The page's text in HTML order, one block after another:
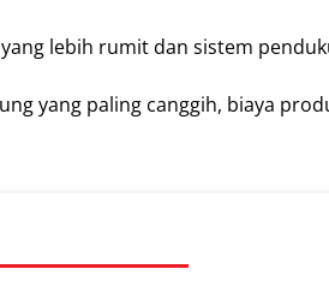
lebih rumit dan sistem
yang paling canggih, biaya